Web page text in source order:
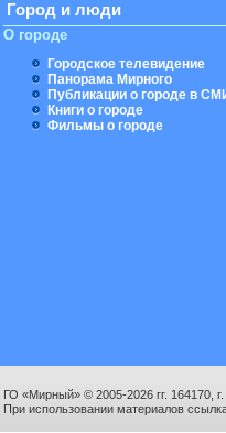
Город и люди
О городе
Городское телевидение
Панорама Мирного
Публикации о городе в
Книги о городе
Фильмы о городе
ГО «Мирный» © 2005-2026 гг. 164170,
При использовании материалов